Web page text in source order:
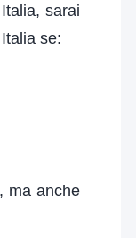
sarai
se:
ma anche